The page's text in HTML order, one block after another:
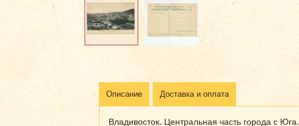
Описание Доставка и оплата
Владивосток. Центральная часть города с Юга.